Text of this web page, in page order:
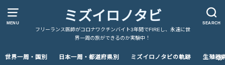
MENU SEARCH
ミズイロノタビ
フリーランス医師がコロナワクチンバイト3年間でFIREし、永遠に世
界一周の旅ができるのか実験中！
世界一周・国別 日本一周・都道府県別 ミズイロノタビの軌跡 生殖器